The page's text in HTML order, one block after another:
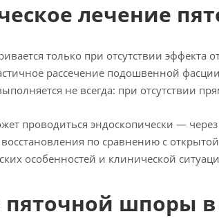
лечение
только при отсутствии
рассечение подошвенной
не всегда: при отсутствии
проводиться эндоскопически —
по сравнению с
особенностей и клинической
шпоры в